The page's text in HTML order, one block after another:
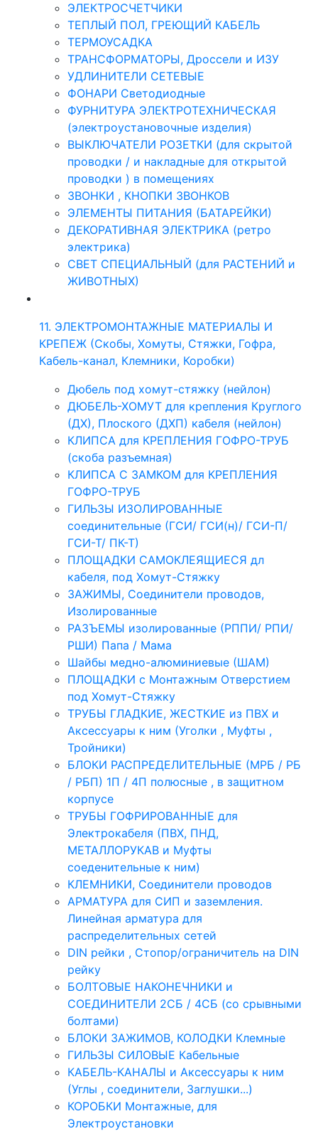
ЭЛЕКТРОСЧЕТЧИКИ
ТЕПЛЫЙ ПОЛ, ГРЕЮЩИЙ КАБЕЛЬ
ТЕРМОУСАДКА
ТРАНСФОРМАТОРЫ, Дроссели и ИЗУ
УДЛИНИТЕЛИ СЕТЕВЫЕ
ФОНАРИ Светодиодные
ФУРНИТУРА ЭЛЕКТРОТЕХНИЧЕСКАЯ
(электроустановочные изделия)
ВЫКЛЮЧАТЕЛИ РОЗЕТКИ (для скрытой
проводки / и накладные для открытой
проводки ) в помещениях
ЗВОНКИ , КНОПКИ ЗВОНКОВ
ЭЛЕМЕНТЫ ПИТАНИЯ (БАТАРЕЙКИ)
ДЕКОРАТИВНАЯ ЭЛЕКТРИКА (ретро
электрика)
СВЕТ СПЕЦИАЛЬНЫЙ (для РАСТЕНИЙ и
ЖИВОТНЫХ)
11. ЭЛЕКТРОМОНТАЖНЫЕ МАТЕРИАЛЫ И
КРЕПЕЖ (Скобы, Хомуты, Стяжки, Гофра,
Кабель-канал, Клемники, Коробки)
Дюбель под хомут-стяжку (нейлон)
ДЮБЕЛЬ-ХОМУТ для крепления Круглого
(ДХ), Плоского (ДХП) кабеля (нейлон)
КЛИПСА для КРЕПЛЕНИЯ ГОФРО-ТРУБ
(скоба разъемная)
КЛИПСА С ЗАМКОМ для КРЕПЛЕНИЯ
ГОФРО-ТРУБ
ГИЛЬЗЫ ИЗОЛИРОВАННЫЕ
соединительные (ГСИ/ ГСИ(н)/ ГСИ-П/
ГСИ-Т/ ПК-Т)
ПЛОЩАДКИ САМОКЛЕЯЩИЕСЯ дл
кабеля, под Хомут-Стяжку
ЗАЖИМЫ, Соединители проводов,
Изолированные
РАЗЪЕМЫ изолированные (РППИ/ РПИ/
РШИ) Папа / Мама
Шайбы медно-алюминиевые (ШАМ)
ПЛОЩАДКИ с Монтажным Отверстием
под Хомут-Стяжку
ТРУБЫ ГЛАДКИЕ, ЖЕСТКИЕ из ПВХ и
Аксессуары к ним (Уголки , Муфты ,
Тройники)
БЛОКИ РАСПРЕДЕЛИТЕЛЬНЫЕ (МРБ / РБ
/ РБП) 1П / 4П полюсные , в защитном
корпусе
ТРУБЫ ГОФРИРОВАННЫЕ для
Электрокабеля (ПВХ, ПНД,
МЕТАЛЛОРУКАВ и Муфты
соеденительные к ним)
КЛЕМНИКИ, Соединители проводов
АРМАТУРА для СИП и заземления.
Линейная арматура для
распределительных сетей
DIN рейки , Стопор/ограничитель на DIN
рейку
БОЛТОВЫЕ НАКОНЕЧНИКИ и
СОЕДИНИТЕЛИ 2СБ / 4СБ (со срывными
болтами)
БЛОКИ ЗАЖИМОВ, КОЛОДКИ Клемные
ГИЛЬЗЫ СИЛОВЫЕ Кабельные
КАБЕЛЬ-КАНАЛЫ и Аксессуары к ним
(Углы , соединители, Заглушки...)
КОРОБКИ Монтажные, для
Электроустановки